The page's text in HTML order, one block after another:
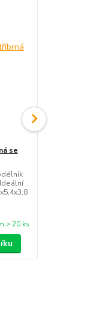
se
> 20 ks